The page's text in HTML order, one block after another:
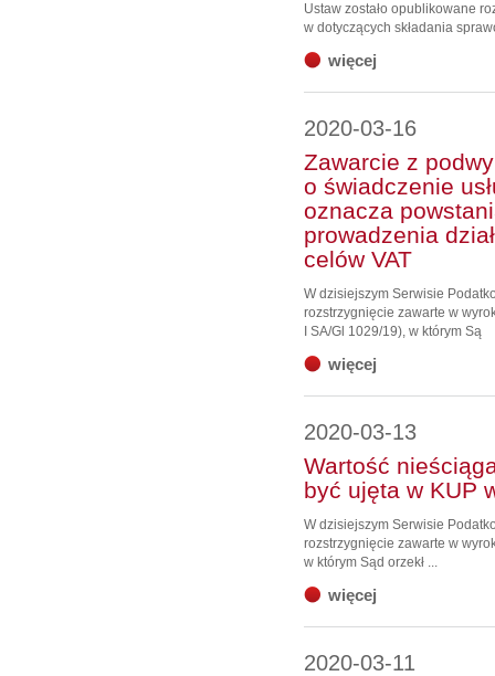
Ustaw zostało opublikowane
w dotyczących składania
więcej
2020-03-16
Zawarcie z
o świadczenie
oznacza
prowadzenia
celów VAT
W dzisiejszym Serwisie
rozstrzygnięcie zawarte w
I SA/Gl 1029/19), w którym Są
więcej
2020-03-13
Wartość
być ujęta w KUP
W dzisiejszym Serwisie
rozstrzygnięcie zawarte w
w którym Sąd orzekł ...
więcej
2020-03-11